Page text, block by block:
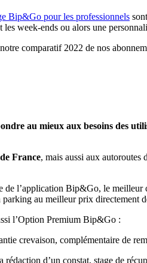
Bip&Go pour les professionnels
week-ends ou alors une
comparatif 2022 de nos
au mieux aux besoins des
France, mais aussi aux autoroutes
l’application Bip&Go, le meilleur
au meilleur prix directement
l’Option Premium Bip&Go :
crevaison, complémentaire de
rédaction d’un constat, stage de